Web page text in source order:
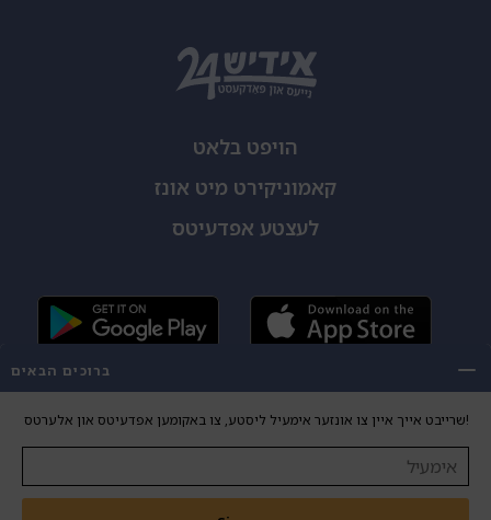
הויפט בלאט
קאמוניקירט מיט אונז
לעצטע אפדעיטס
Copyright 2026 Yiddish24. All Rights Reserved.
ברוכים הבאים
שרייבט אייך איין צו אונזער אימעיל ליסטע, צו באקומען אפדעיטס און אלערטס!